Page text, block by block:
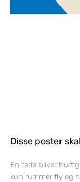
Disse poster
En ferie bliver
kun rummer fly og